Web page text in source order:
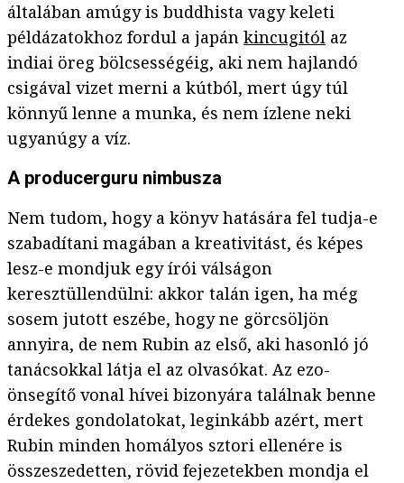
általában amúgy is buddhista vagy keleti
példázatokhoz fordul a japán kincugitól az
indiai öreg bölcsességéig, aki nem hajlandó
csigával vizet merni a kútból, mert úgy túl
könnyű lenne a munka, és nem ízlene neki
ugyanúgy a víz.
A producerguru nimbusza
Nem tudom, hogy a könyv hatására fel tudja-e
szabadítani magában a kreativitást, és képes
lesz-e mondjuk egy írói válságon
keresztüllendülni: akkor talán igen, ha még
sosem jutott eszébe, hogy ne görcsöljön
annyira, de nem Rubin az első, aki hasonló jó
tanácsokkal látja el az olvasókat. Az ezo-
önsegítő vonal hívei bizonyára találnak benne
érdekes gondolatokat, leginkább azért, mert
Rubin minden homályos sztori ellenére is
összeszedetten, rövid fejezetekben mondja el